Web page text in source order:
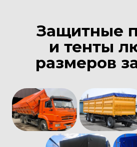
Защитные
и тенты
размеров